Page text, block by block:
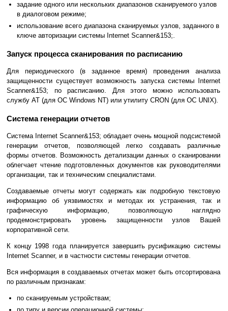
задание одного или нескольких диапазонов сканируемого узлов
в диалоговом режиме;
использование всего диапазона сканируемых узлов, заданного в
ключе авторизации системы Internet Scanner&153;.
Запуск процесса сканирования по расписанию
Для периодического (в заданное время) проведения анализа
защищенности существует возможность запуска системы Internet
Scanner&153; по расписанию. Для этого можно использовать
службу AT (для ОС Windows NT) или утилиту CRON (для ОС UNIX).
Система генерации отчетов
Система Internet Scanner&153; обладает очень мощной подсистемой
генерации отчетов, позволяющей легко создавать различные
формы отчетов. Возможность детализации данных о сканировании
облегчает чтение подготовленных документов как руководителями
организации, так и техническим специалистами.
Создаваемые отчеты могут содержать как подробную текстовую
информацию об уязвимостях и методах их устранения, так и
графическую информацию, позволяющую наглядно
продемонстрировать уровень защищенности узлов Вашей
корпоративной сети.
К концу 1998 года планируется завершить русификацию системы
Internet Scanner, и в частности системы генерации отчетов.
Вся информация в создаваемых отчетах может быть отсортирована
по различным признакам:
по сканируемым устройствам;